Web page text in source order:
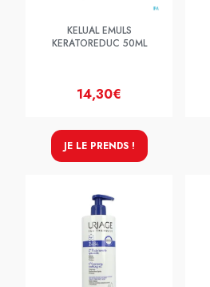
KELUAL EMULS
KERATOREDUC 50ML
14,30€
JE LE PRENDS !